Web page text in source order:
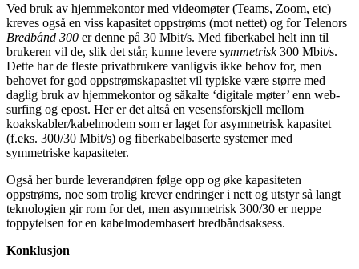
Ved bruk av hjemmekontor med videomøter (Teams, Zoom, etc)
kreves også en viss kapasitet oppstrøms (mot nettet) og for Telenors
Bredbånd 300 er denne på 30 Mbit/s. Med fiberkabel helt inn til
brukeren vil de, slik det står, kunne levere symmetrisk300 Mbit/s.
Dette har de fleste privatbrukere vanligvis ikke behov for, men
behovet for god oppstrømskapasitet vil typiske være større med
daglig bruk av hjemmekontor og såkalte ‘digitale møter’ enn web-
surfing og epost. Her er det altså en vesensforskjell mellom
koakskabler/kabelmodem som er laget for asymmetrisk kapasitet
(f.eks. 300/30 Mbit/s) og fiberkabelbaserte systemer med
symmetriske kapasiteter.
Også her burde leverandøren følge opp og øke kapasiteten
oppstrøms, noe som trolig krever endringer i nett og utstyr så langt
teknologien gir rom for det, men asymmetrisk 300/30 er neppe
toppytelsen for en kabelmodembasert bredbåndsaksess.
Konklusjon